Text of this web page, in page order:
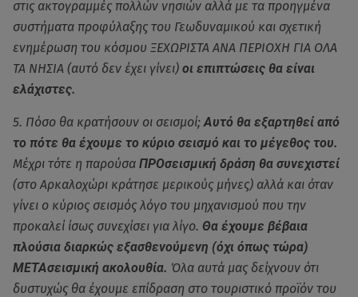
στις ακτογραμμές πολλών νησιών αλλά με τα προηγμένα
συστήματα προφύλαξης του Γεωδυναμικού και σχετική
ενημέρωση του κόσμου ΞΕΧΩΡΙΣΤΑ ΑΝΑ ΠΕΡΙΟΧΗ ΓΙΑ ΟΛΑ
ΤΑ ΝΗΣΙΑ (αυτό δεν έχει γίνει) οι επιπτώσεις θα είναι
ελάχιστες.
5. Πόσο θα κρατήσουν οι σεισμοί;Αυτό θα εξαρτηθεί από
το πότε θα έχουμε το κύριο σεισμό και το μέγεθος του.
Μέχρι τότε η παρούσα ΠΡΟσεισμική δράση θα συνεχιστεί
(στο Αρκαλοχώρι κράτησε μερικούς μήνες) αλλά και όταν
γίνει ο κύριος σεισμός λόγο του μηχανισμού που την
προκαλεί ίσως συνεχίσει για λίγο. Θα έχουμε βέβαια
πλούσια διαρκώς εξασθενούμενη (όχι όπως τώρα)
ΜΕΤΑσεισμική ακολουθία. Όλα αυτά μας δείχνουν ότι
δυστυχώς θα έχουμε επίδραση στο τουριστικό προϊόν του